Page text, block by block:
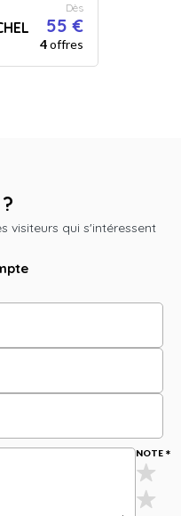
Dès
55 €
4offres
visiteurs qui s'intéressent
NOTE